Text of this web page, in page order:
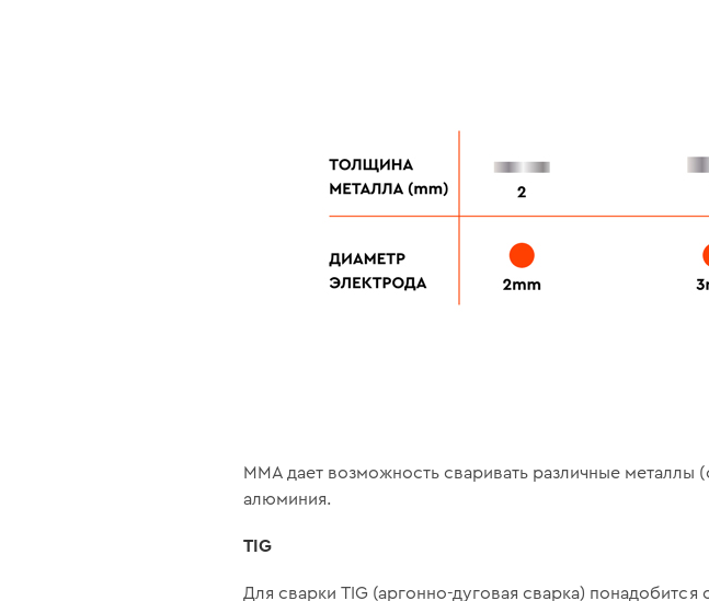
MMA дает возможность сваривать различные
алюминия.
TIG
Для сварки TIG (аргонно-дуговая сварка)